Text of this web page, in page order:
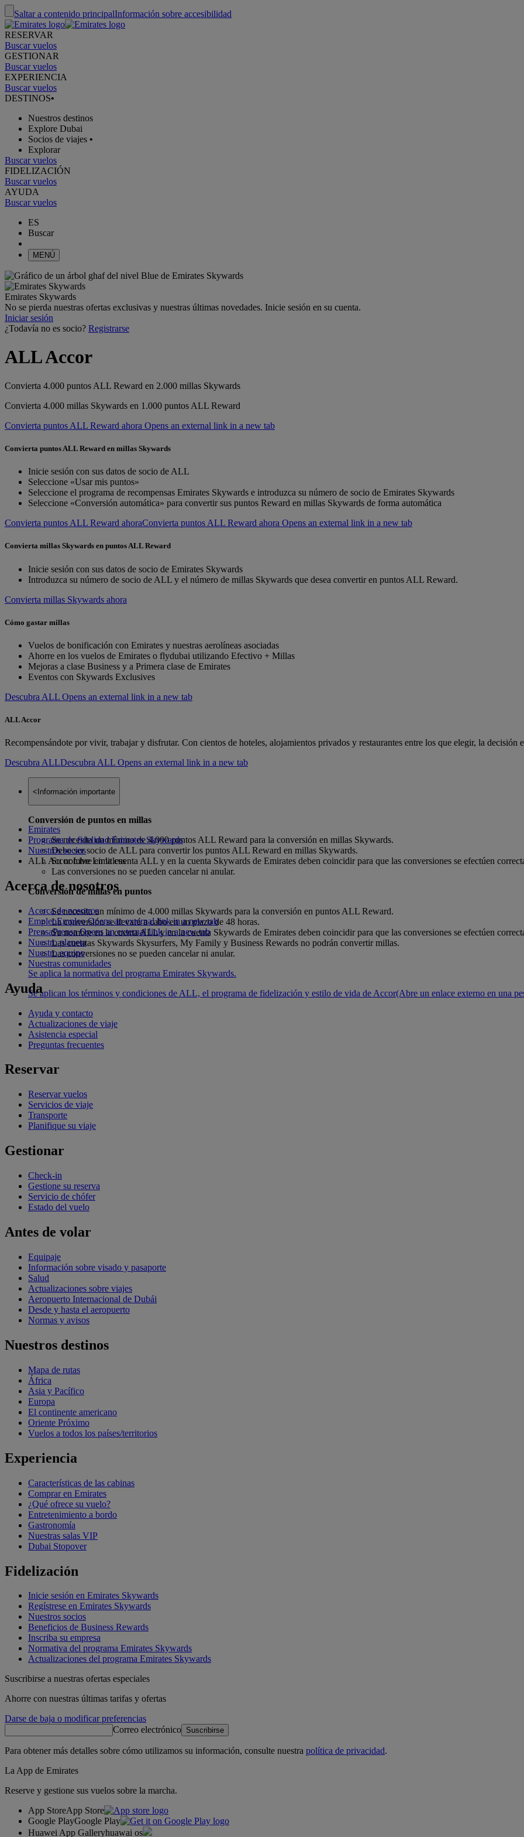
Saltar a contenido principalInformación sobre accesibilidad
RESERVAR
Buscar vuelos
GESTIONAR
Buscar vuelos
EXPERIENCIA
Buscar vuelos
DESTINOS•
Nuestros destinos
Explore Dubai
Socios de viajes •
Explorar
Buscar vuelos
FIDELIZACIÓN
Buscar vuelos
AYUDA
Buscar vuelos
ES
Buscar
MENÚ
Emirates Skywards
No se pierda nuestras ofertas exclusivas y nuestras últimas novedades. Inicie sesión en su cuenta.
Iniciar sesión
¿Todavía no es socio? Registrarse
ALL Accor
Convierta 4.000 puntos ALL Reward en 2.000 millas Skywards
Convierta 4.000 millas Skywards en 1.000 puntos ALL Reward
Convierta puntos ALL Reward ahora Opens an external link in a new tab
Convierta puntos ALL Reward en millas Skywards
Inicie sesión con sus datos de socio de ALL
Seleccione «Usar mis puntos»
Seleccione el programa de recompensas Emirates Skywards e introduzca su número de socio de Emirates Skywards
Seleccione «Conversión automática» para convertir sus puntos Reward en millas Skywards de forma automática
Convierta puntos ALL Reward ahoraConvierta puntos ALL Reward ahora Opens an external link in a new tab
Convierta millas Skywards en puntos ALL Reward
Inicie sesión con sus datos de socio de Emirates Skywards
Introduzca su número de socio de ALL y el número de millas Skywards que desea convertir en puntos ALL Reward.
Convierta millas Skywards ahora
Cómo gastar millas
Vuelos de bonificación con Emirates y nuestras aerolíneas asociadas
Ahorre en los vuelos de Emirates o flydubai utilizando Efectivo + Millas
Mejoras a clase Business y a Primera clase de Emirates
Eventos con Skywards Exclusives
Descubra ALL Opens an external link in a new tab
ALL Accor
Recompensándote por vivir, trabajar y disfrutar. Con cientos de hoteles, alojamientos privados y restaurantes entre los que elegir, la decisión
Descubra ALLDescubra ALL Opens an external link in a new tab
<Información importante
Conversión de puntos en millas
Se necesita un mínimo de 4.000 puntos ALL Reward para la conversión en millas Skywards.
Debe ser socio de ALL para convertir los puntos ALL Reward en millas Skywards.
Su nombre en la cuenta ALL y en la cuenta Skywards de Emirates deben coincidir para que las conversiones se efectúen
Las conversiones no se pueden cancelar ni anular.
Conversión de millas en puntos
Se necesita un mínimo de 4.000 millas Skywards para la conversión en puntos ALL Reward.
La conversión se llevará a cabo en un plazo de 48 horas.
Su nombre en la cuenta ALL y en la cuenta Skywards de Emirates deben coincidir para que las conversiones se efectúen
Las cuentas Skywards Skysurfers, My Family y Business Rewards no podrán convertir millas.
Las conversiones no se pueden cancelar ni anular.
Se aplica la normativa del programa Emirates Skywards.
Se aplican los términos y condiciones de ALL, el programa de fidelización y estilo de vida de Accor(Abre un enlace externo en una
Emirates
Programa de fidelidad Emirates Skywards
Nuestros socios
ALL Accor Live Limitless
Acerca de nosotros
Acerca de nosotros
EmpleoEmpleo Opens an external link in a new tab
PrensaPrensa Opens an external link in a new tab
Nuestro planeta
Nuestro equipo
Nuestras comunidades
Ayuda
Ayuda y contacto
Actualizaciones de viaje
Asistencia especial
Preguntas frecuentes
Reservar
Reservar vuelos
Servicios de viaje
Transporte
Planifique su viaje
Gestionar
Check-in
Gestione su reserva
Servicio de chófer
Estado del vuelo
Antes de volar
Equipaje
Información sobre visado y pasaporte
Salud
Actualizaciones sobre viajes
Aeropuerto Internacional de Dubái
Desde y hasta el aeropuerto
Normas y avisos
Nuestros destinos
Mapa de rutas
África
Asia y Pacífico
Europa
El continente americano
Oriente Próximo
Vuelos a todos los países/territorios
Experiencia
Características de las cabinas
Comprar en Emirates
¿Qué ofrece su vuelo?
Entretenimiento a bordo
Gastronomía
Nuestras salas VIP
Dubai Stopover
Fidelización
Inicie sesión en Emirates Skywards
Regístrese en Emirates Skywards
Nuestros socios
Beneficios de Business Rewards
Inscriba su empresa
Normativa del programa Emirates Skywards
Actualizaciones del programa Emirates Skywards
Suscribirse a nuestras ofertas especiales
Ahorre con nuestras últimas tarifas y ofertas
Darse de baja o modificar preferencias
Correo electrónico Suscribirse
Para obtener más detalles sobre cómo utilizamos su información, consulte nuestra política de privacidad.
La App de Emirates
Reserve y gestione sus vuelos sobre la marcha.
App StoreApp Store
Google PlayGoogle Play
Huawei App Galleryhuawai os